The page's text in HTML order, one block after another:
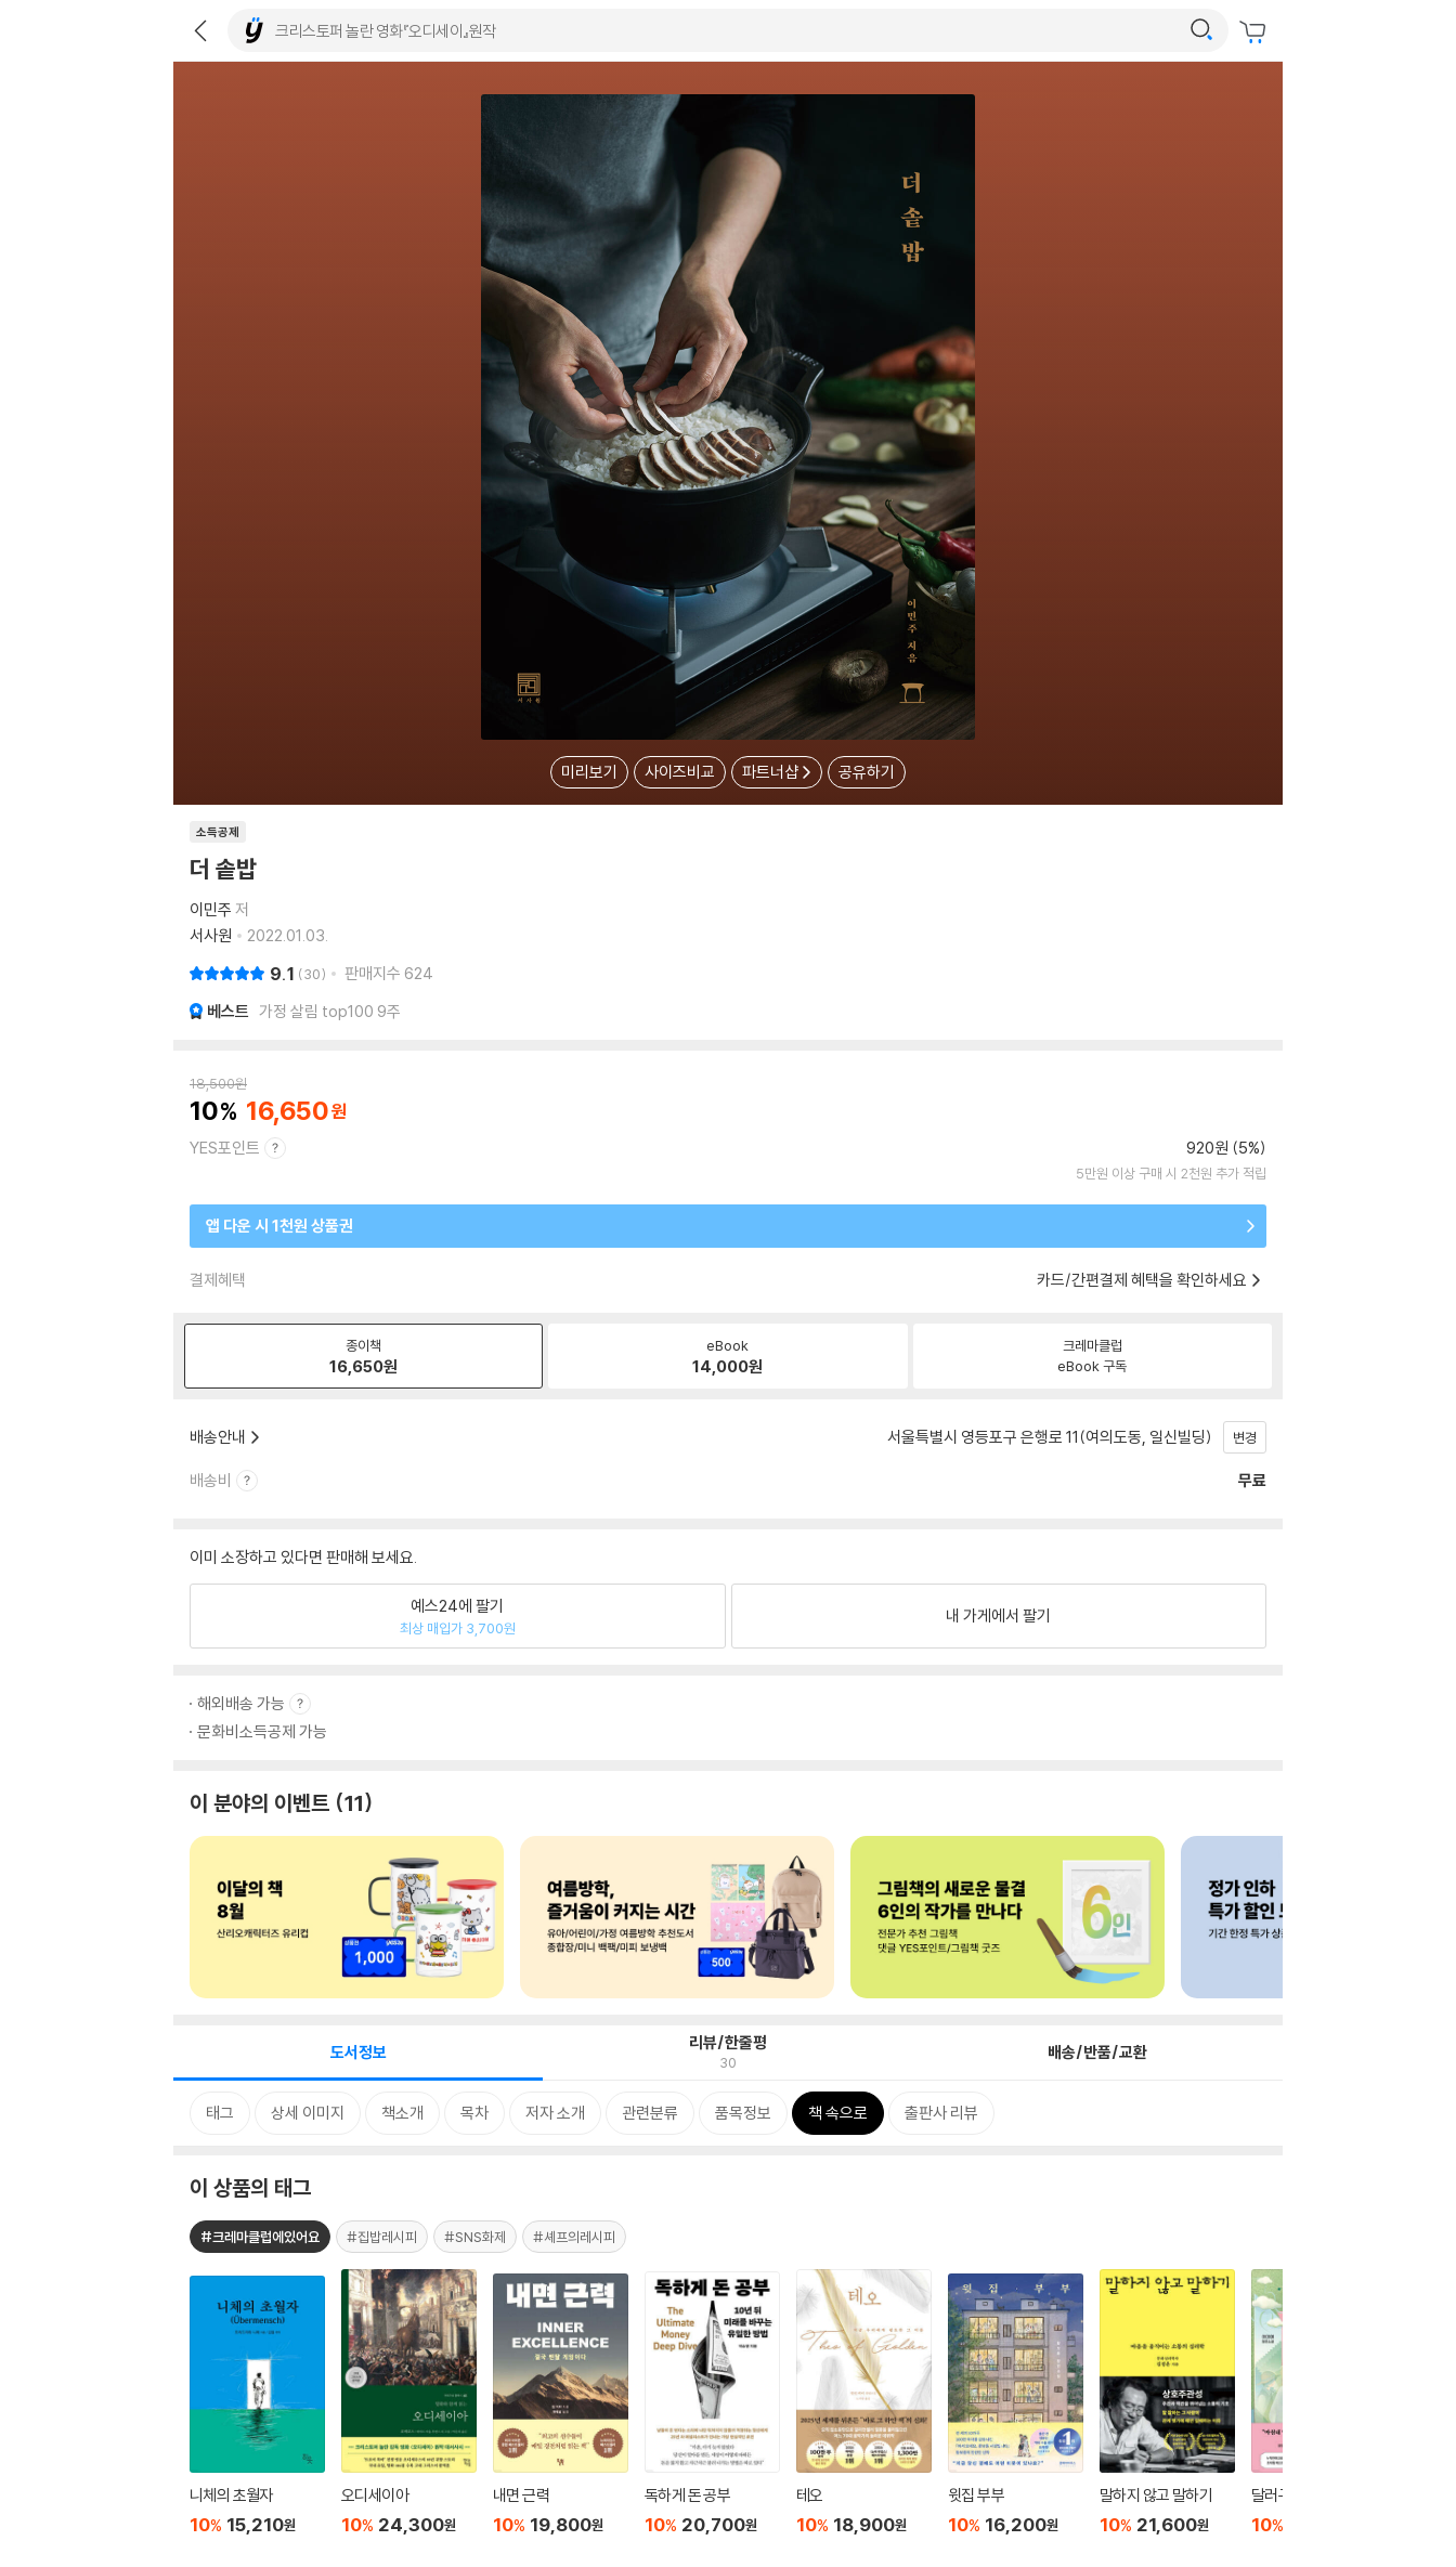
미리보기 사이즈비교 파트너샵 공유하기
소득공제
더 솥밥
이민주 저
서사원
2022.01.03.
9.1 30 판매지수 624
베스트 가정 살림 top100 9주
18,500원
10 16,650
YES포인트 920원 (5%)
5만원 이상 구매 시 2천원 추가 적립
앱 다운 시 1천원 상품권
결제혜택 카드/간편결제 혜택을 확인하세요
종이책
16,650원
eBook
14,000원
크레마클럽
eBook 구독
배송안내 서울특별시 영등포구 은행로 11(여의도동, 일신빌딩) 변경
배송비 무료
이미 소장하고 있다면 판매해 보세요.
예스24에 팔기
최상 매입가 3,700원
내 가게에서 팔기
해외배송 가능
문화비소득공제 가능
이 분야의 이벤트 11
도서정보 리뷰/한줄평
30 배송/반품/교환
태그 상세 이미지 책소개 목차 저자 소개 관련분류 품목정보 책 속으로 출판사 리뷰
이 상품의 태그
#크레마클럽에있어요 #집밥레시피 #SNS화제 #셰프의레시피
니체의 초월자
10% 15,210원
오디세이아
10% 24,300원
내면 근력
10% 19,800원
독하게 돈 공부
10% 20,700원
테오
10% 18,900원
윗집 부부
10% 16,200원
말하지 않고 말하기
10% 21,600원
달러구트 꿈 백화점 0
10%